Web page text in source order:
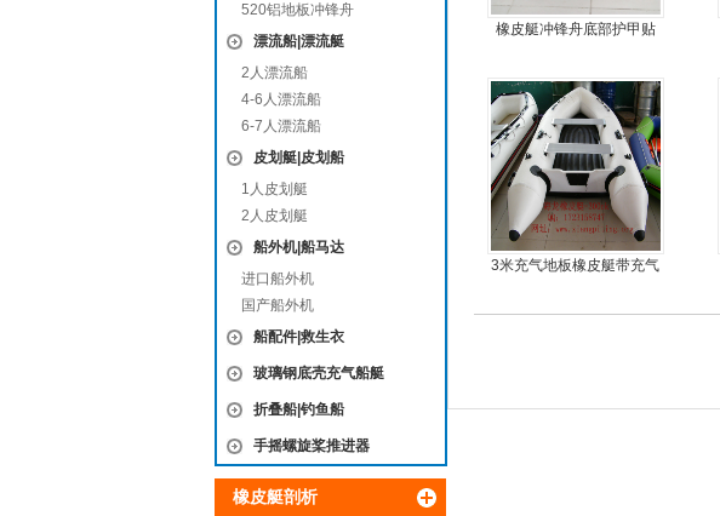
520铝地板冲锋舟
漂流船|漂流艇
2人漂流船
4-6人漂流船
6-7人漂流船
皮划艇|皮划船
1人皮划艇
2人皮划艇
船外机|船马达
进口船外机
国产船外机
船配件|救生衣
玻璃钢底壳充气船艇
折叠船|钓鱼船
手摇螺旋桨推进器
橡皮艇剖析
橡皮艇冲锋舟底部护甲贴
3米充气地板橡皮艇带充气